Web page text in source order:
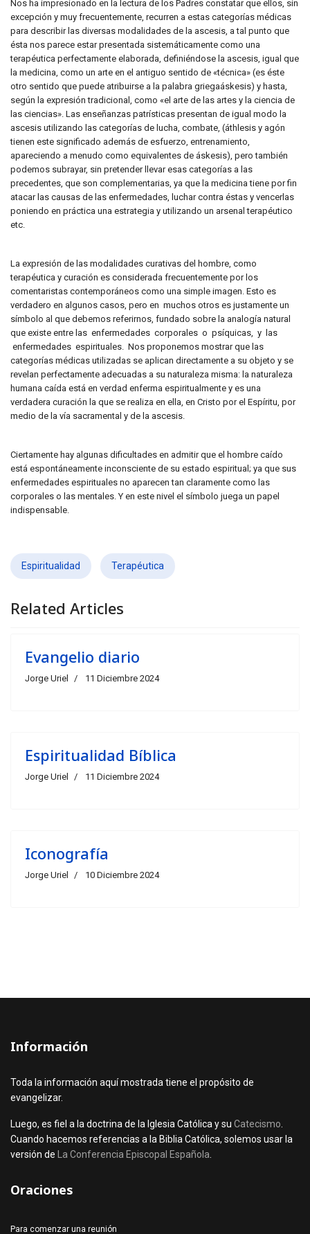
Nos ha impresionado en la lectura de los Padres constatar que ellos, sin
excepción y muy frecuentemente, recurren a estas categorías médicas
para describir las diversas modalidades de la ascesis, a tal punto que
ésta nos parece estar presentada sistemáticamente como una
terapéutica perfectamente elaborada, definiéndose la ascesis, igual que
la medicina, como un arte en el antiguo sentido de «técnica» (es éste
otro sentido que puede atribuirse a la palabra griegaáskesis) y hasta,
según la expresión tradicional, como «el arte de las artes y la ciencia de
las ciencias». Las enseñanzas patrísticas presentan de igual modo la
ascesis utilizando las categorías de lucha, combate, (áthlesis y agón
tienen este significado además de esfuerzo, entrenamiento,
apareciendo a menudo como equivalentes de áskesis), pero también
podemos subrayar, sin pretender llevar esas categorías a las
precedentes, que son complementarias, ya que la medicina tiene por fin
atacar las causas de las enfermedades, luchar contra éstas y vencerlas
poniendo en práctica una estrategia y utilizando un arsenal terapéutico
etc.
La expresión de las modalidades curativas del hombre, como
terapéutica y curación es considerada frecuentemente por los
comentaristas contemporáneos como una simple imagen. Esto es
verdadero en algunos casos, pero en muchos otros es justamente un
símbolo al que debemos referirnos, fundado sobre la analogía natural
que existe entre las enfermedades corporales o psíquicas, y las
enfermedades espirituales. Nos proponemos mostrar que las
categorías médicas utilizadas se aplican directamente a su objeto y se
revelan perfectamente adecuadas a su naturaleza misma: la naturaleza
humana caída está en verdad enferma espiritualmente y es una
verdadera curación la que se realiza en ella, en Cristo por el Espíritu, por
medio de la vía sacramental y de la ascesis.
Ciertamente hay algunas dificultades en admitir que el hombre caído
está espontáneamente inconsciente de su estado espiritual; ya que sus
enfermedades espirituales no aparecen tan claramente como las
corporales o las mentales. Y en este nivel el símbolo juega un papel
indispensable.
Espiritualidad Terapéutica
Related Articles
Evangelio diario
Jorge Uriel 11 Diciembre 2024
Espiritualidad Bíblica
Jorge Uriel 11 Diciembre 2024
Iconografía
Jorge Uriel 10 Diciembre 2024
Información
Toda la información aquí mostrada tiene el propósito de
evangelizar.
Luego, es fiel a la doctrina de la Iglesia Católica y su Catecismo
Cuando hacemos referencias a la Biblia Católica, solemos usar la
versión de
La Conferencia Episcopal Española
Oraciones
Para comenzar una reunión